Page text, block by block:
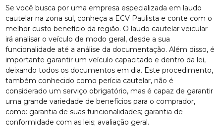
Se você busca por uma empresa especializada em laudo
cautelar na zona sul, conheça a ECV Paulista e conte com o
melhor custo benefício da região. O laudo cautelar veicular
irá analisar o veículo de modo geral, desde a sua
funcionalidade até a análise da documentação. Além disso, é
importante garantir um veículo capacitado e dentro da lei,
deixando todos os documentos em dia. Este procedimento,
também conhecido como perícia cautelar, não é
considerado um serviço obrigatório, mas é capaz de garantir
uma grande variedade de benefícios para o comprador,
como: garantia de suas funcionalidades; garantia de
conformidade com as leis; avaliação geral.